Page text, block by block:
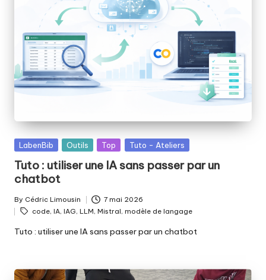
ensemble
Posted
LabenBib Outils Top Tuto - Ateliers
Tuto : utiliser une IA sans passer par un
chatbot
Posted
by
By Cédric Limousin 7 mai 2026
Tags:
code, IA, IAG, LLM, Mistral, modèle de langage
Tuto : utiliser une IA sans passer par un chatbot